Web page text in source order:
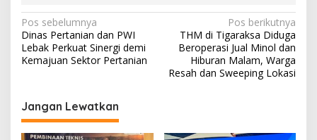
N
a
v
g
a
Pos sebelumnya
Dinas Pertanian dan PWI
Lebak Perkuat Sinergi demi
Kemajuan Sektor Pertanian
Pos berikutnya
THM di Tigaraksa Diduga
Beroperasi Jual Minol dan
Hiburan Malam, Warga
Resah dan Sweeping Lokasi
Jangan Lewatkan